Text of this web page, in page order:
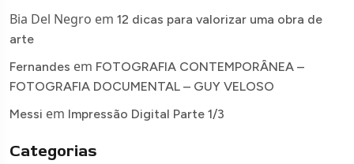
Bia Del Negro em 12 dicas para valorizar uma obra de
arte
Fernandes em FOTOGRAFIA CONTEMPORÂNEA –
FOTOGRAFIA DOCUMENTAL – GUY VELOSO
Messi em Impressão Digital Parte 1/3
Categorias